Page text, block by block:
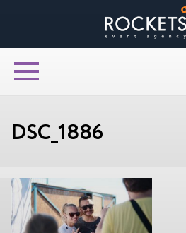
DSC_1886